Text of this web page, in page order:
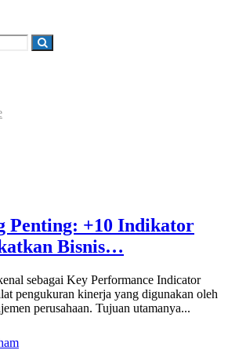
Penting: +10 Indikator
Bisnis…
sebagai Key Performance Indicator
pengukuran kinerja yang digunakan oleh
perusahaan. Tujuan utamanya...